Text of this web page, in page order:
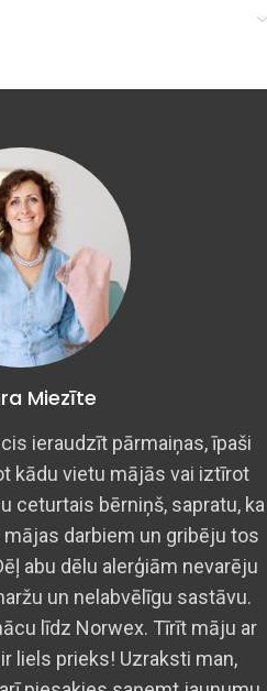
Miezīte
ieraudzīt pārmaiņas, īpaši
kādu vietu mājās vai iztīrot
ceturtais bērniņš, sapratu, ka
darbiem un gribēju tos
abu dēlu alerģiām nevarēju
un nelabvēlīgu sastāvu.
līdz Norwex. Tīrīt māju ar
liels prieks! Uzraksti man,